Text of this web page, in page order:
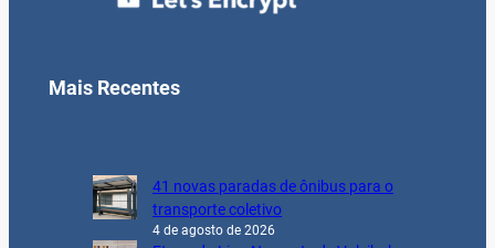
Mais Recentes
41 novas paradas de ônibus para o
transporte coletivo
4 de agosto de 2026